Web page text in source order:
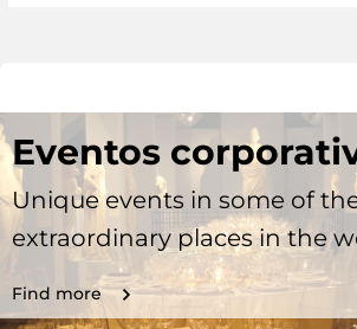
Eventos
Unique events in some of
extraordinary places in the
Find more